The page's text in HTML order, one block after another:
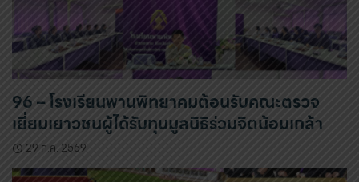
96 – โรงเรียนพานพิทยาคมต้อนรับคณะตรวจ
เยี่ยมเยาวชนผู้ได้รับทุนมูลนิธิร่วมจิตน้อมเกล้า
29 ก.ค. 2569